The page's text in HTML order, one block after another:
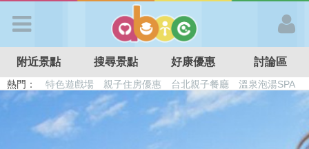
APP登入
首 頁
附近景點 搜尋景點 好康優惠 討論區
熱門： 特色遊戲場 親子住房優惠 台北親子餐廳
溫泉泡湯SPA
溜滑梯民宿
觀光工廠 日本親子景點